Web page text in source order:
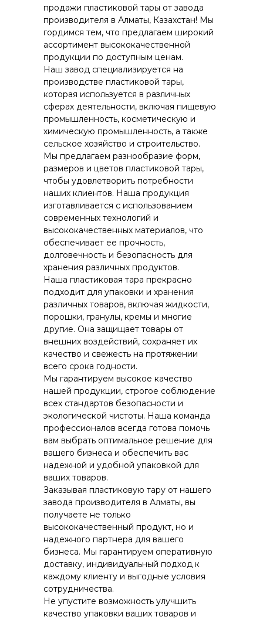
продажи пластиковой тары от завода
производителя в Алматы, Казахстан! Мы
гордимся тем, что предлагаем широкий
ассортимент высококачественной
продукции по доступным ценам.
Наш завод специализируется на
производстве пластиковой тары,
которая используется в различных
сферах деятельности, включая пищевую
промышленность, косметическую и
химическую промышленность, а также
сельское хозяйство и строительство.
Мы предлагаем разнообразие форм,
размеров и цветов пластиковой тары,
чтобы удовлетворить потребности
наших клиентов. Наша продукция
изготавливается с использованием
современных технологий и
высококачественных материалов, что
обеспечивает ее прочность,
долговечность и безопасность для
хранения различных продуктов.
Наша пластиковая тара прекрасно
подходит для упаковки и хранения
различных товаров, включая жидкости,
порошки, гранулы, кремы и многие
другие. Она защищает товары от
внешних воздействий, сохраняет их
качество и свежесть на протяжении
всего срока годности.
Мы гарантируем высокое качество
нашей продукции, строгое соблюдение
всех стандартов безопасности и
экологической чистоты. Наша команда
профессионалов всегда готова помочь
вам выбрать оптимальное решение для
вашего бизнеса и обеспечить вас
надежной и удобной упаковкой для
ваших товаров.
Заказывая пластиковую тару от нашего
завода производителя в Алматы, вы
получаете не только
высококачественный продукт, но и
надежного партнера для вашего
бизнеса. Мы гарантируем оперативную
доставку, индивидуальный подход к
каждому клиенту и выгодные условия
сотрудничества.
Не упустите возможность улучшить
качество упаковки ваших товаров и